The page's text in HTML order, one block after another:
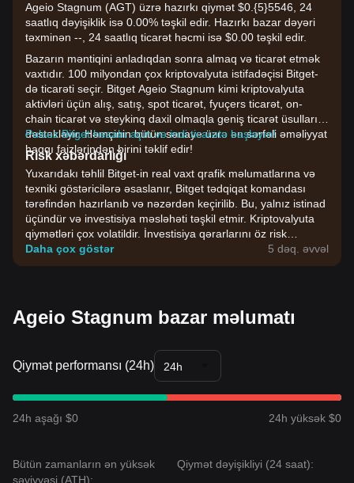
Ageio Stagnum (AGT) üzrə hazırkı qiymət $0.{​5}5546, 24
saatlıq dəyişiklik isə 0.00% təşkil edir. Hazırkı bazar dəyəri
təxminən --, 24 saatlıq ticarət həcmi isə $0.00 təşkil edir.
Bazarın məntiqini anladıqdan sonra almaq və ticarət etmək
vaxtıdır. 100 milyondan çox kriptovalyuta istifadəçisi Bitget-
də ticarəti seçir. Bitget Ageio Stagnum kimi kriptovalyuta
aktivləri üçün alış, satış, spot ticarət, fyuçers ticarət, on-
chain ticarət və steykinq daxil olmaqla geniş ticarət üsullarını
dəstəkləyir. Həmçinin bütün sənaye üzrə ən sərfəli əməliyyat
haqqı faizlərindən birini təklif edir!
Pulsuz Bitget hesabı açın və indi ticarətə başlayın!
Risk xəbərdarlığı
Yuxarıdakı təhlil Bitget-in real vaxt qrafik məlumatlarına və
texniki göstəricilərə əsaslanır, Bitget tədqiqat komandası
tərəfindən hazırlanıb və nəzərdən keçirilib. Bu, yalnız istinad
üçündür və investisiya məsləhəti təşkil etmir. Kriptovalyuta
qiymətləri çox volatildir. İnvestisiya qərarlarını öz risk
dözümlülüyünüzə əsasən verin.
Daha çox göstər 5 dəq. əvvəl
Ageio Stagnum bazar məlumatı
Qiymət performansı (24h) 24h
24h aşağı $0 24h yüksək $0
Bütün zamanların ən yüksək
səviyyəsi (ATH):
Qiymət dəyişikliyi (24 saat):